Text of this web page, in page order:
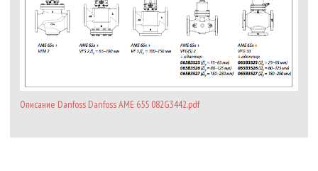
Описание Danfoss Danfoss AME 655 082G3442.pdf